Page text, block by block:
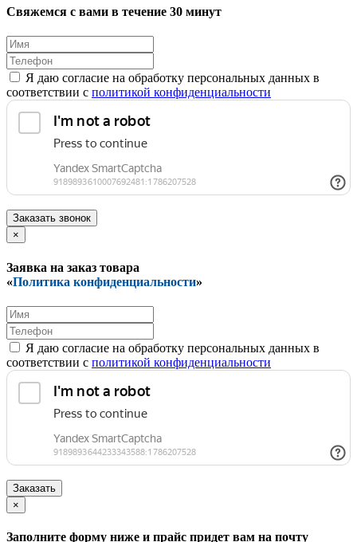
Свяжемся с вами в течение 30 минут
Я даю согласие на обработку персональных данных в
соответствии с политикой конфиденциальности
Заказать звонок
×
Заявка на заказ товара
«Политика конфиденциальности»
Я даю согласие на обработку персональных данных в
соответствии с политикой конфиденциальности
Заказать
×
Заполните форму ниже и прайс придет вам на почту